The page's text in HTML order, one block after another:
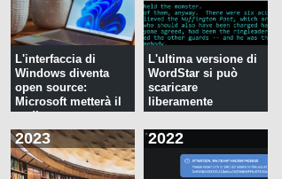
L'interfaccia di
Windows diventa
open source:
Microsoft metterà il
codi...
L'ultima versione di
WordStar si può
scaricare
liberamente
2023 2022